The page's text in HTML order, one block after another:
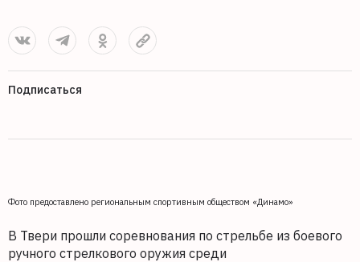
Подписаться
Фото предоставлено региональным спортивным обществом «Динамо»
В Твери прошли соревнования по стрельбе из боевого
ручного стрелкового оружия среди